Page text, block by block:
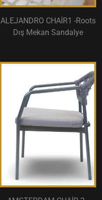
ALEJANDRO CHAİR1 -Roots
Dış Mekan Sandalye